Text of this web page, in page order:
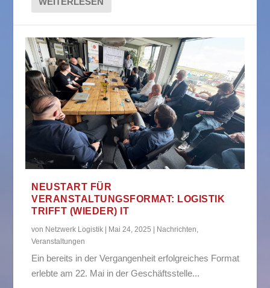
NEUSTART FÜR
VERANSTALTUNGSFORMAT: LOGISTIK
TRIFFT (WIEDER) IT
von Netzwerk Logistik Mai 24, 2025 Nachrichten,
Veranstaltungen
Ein bereits in der Vergangenheit erfolgreiches Format
erlebte am 22. Mai in der Geschäftsstelle...